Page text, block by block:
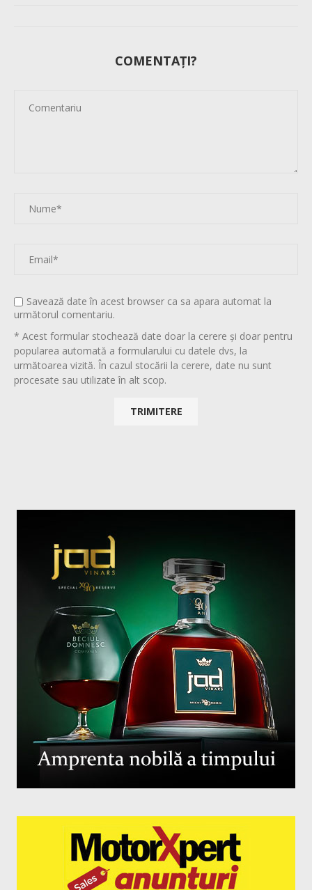
COMENTAȚI?
Savează date în acest browser ca sa apara automat la
următorul comentariu.
* Acest formular stochează date doar la cerere și doar pentru
popularea automată a formularului cu datele dvs, la
următoarea vizită. În cazul stocării la cerere, date nu sunt
procesate sau utilizate în alt scop.